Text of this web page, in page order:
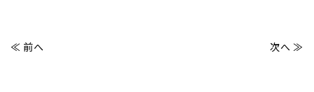
≪ 前へ 次へ ≫